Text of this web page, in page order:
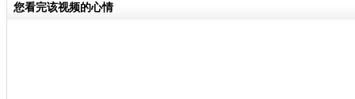
您看完该视频的心情